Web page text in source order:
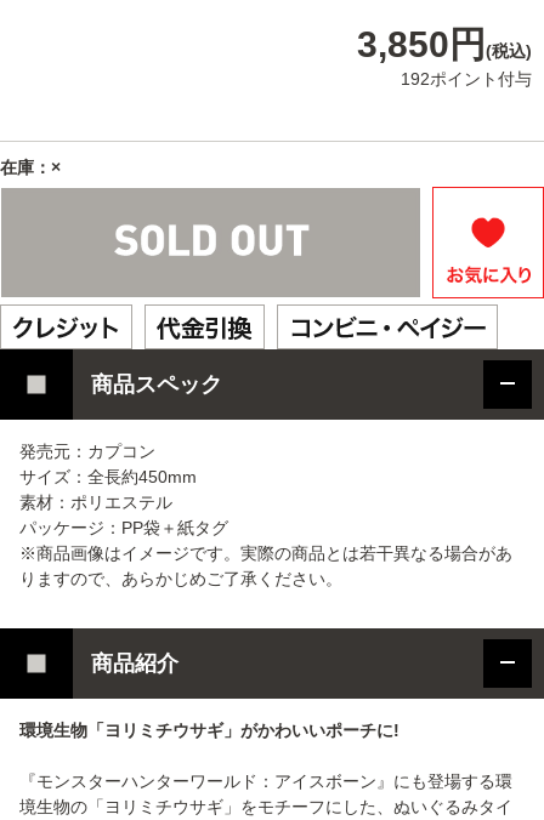
3,850円 (税込)
192ポイント付与
在庫：×
商品スペック
発売元：カプコン
サイズ：全長約450mm
素材：ポリエステル
パッケージ：PP袋＋紙タグ
※商品画像はイメージです。実際の商品とは若干異なる場合があ
りますので、あらかじめご了承ください。
商品紹介
環境生物「ヨリミチウサギ」がかわいいポーチに!
『モンスターハンターワールド：アイスボーン』にも登場する環
境生物の「ヨリミチウサギ」をモチーフにした、ぬいぐるみタイ